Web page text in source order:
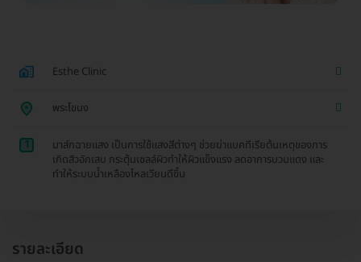
Esthe Clinic
พระโขนง
1
มาส์กฉายแสง เป็นการใช้แสงสีต่างๆ ช่วยฆ่าแบคทีเรียต้นเหตุของการ
เกิดสิวอักเสบ กระตุ้นเซลล์ผิวทำให้ผิวแข็งแรง ลดอาการบวมแดง และ
ทำให้ระบบน้ำเหลืองไหลเวียนดีขึ้น
รายละเอียด